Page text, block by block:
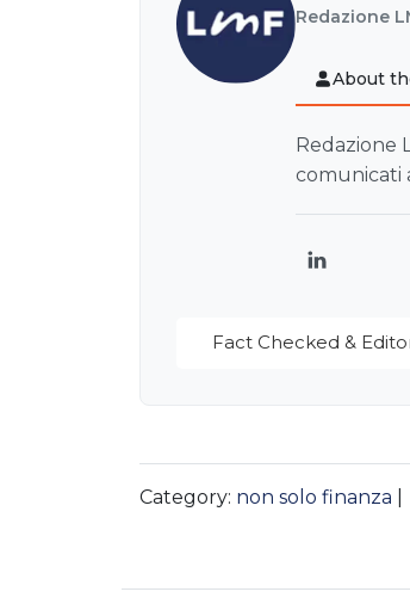
Redazione
About
Redazione
comunicati
LinkedIn
Fact Checked &
Category: non solo finanza